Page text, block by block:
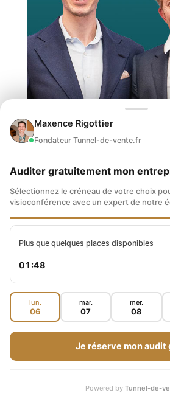
Maxence Rigottier
Fondateur Tunnel-de-vente.fr
Auditer gratuitement mon
Sélectionnez le créneau de votre choix
visioconférence avec un expert de notre
Plus que quelques places disponibles
01:47
lun.
06
mar.
07
mer.
08
Je réserve mon audit
Powered by Tunnel-de-